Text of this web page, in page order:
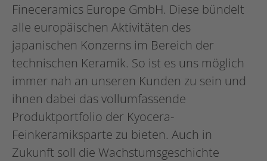
Fineceramics Europe GmbH. Diese bündelt
alle europäischen Aktivitäten des
japanischen Konzerns im Bereich der
technischen Keramik. So ist es uns möglich
immer nah an unseren Kunden zu sein und
ihnen dabei das vollumfassende
Produktportfolio der Kyocera-
Feinkeramiksparte zu bieten. Auch in
Zukunft soll die Wachstumsgeschichte